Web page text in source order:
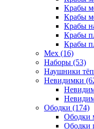
Крабы
Крабы
Крабы
Крабы
Крабы
Мех (16)
Наборы (53)
Наушники
Невидимки
Ободки (174)
Ободки
Ободки